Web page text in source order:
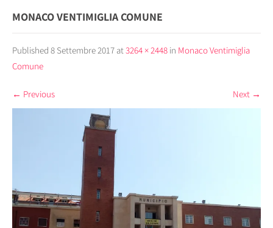
MONACO VENTIMIGLIA COMUNE
Published 8 Settembre 2017 at3264 × 2448 in Monaco Ventimiglia
Comune
← Previous Next →